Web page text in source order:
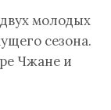
молодых
сезона.
Чжане и